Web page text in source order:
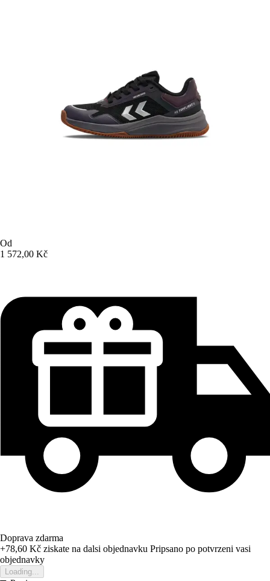
Od
1 572,00 Kč
Doprava zdarma
+78,60 Kč ziskate na dalsi objednavku Pripsano po potvrzeni vasi
objednavky
Loading...